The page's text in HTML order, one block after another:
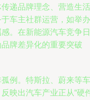
递品牌理念、营造生活
车主社群运营，如举办
。在新能源汽车竞争日
牌差异化的重要突破
例。特斯拉、蔚来等车
映出汽车产业正从“硬